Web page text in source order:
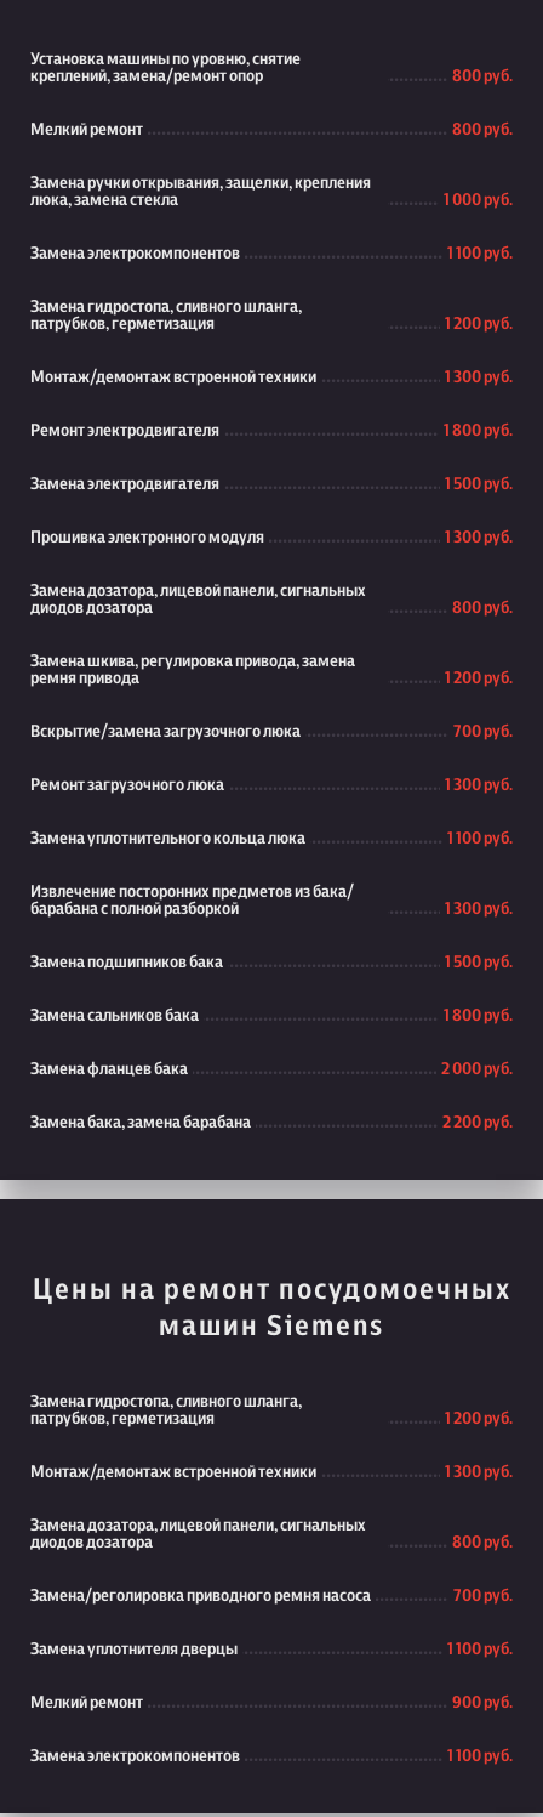
Установка машины по уровню, снятие
креплений, замена/ремонт опор
800 руб.
Мелкий ремонт 800 руб.
Замена ручки открывания, защелки, крепления
люка, замена стекла
1 000 руб.
Замена электрокомпонентов 1 100 руб.
Замена гидростопа, сливного шланга,
патрубков, герметизация
1 200 руб.
Монтаж/демонтаж встроенной техники 1 300 руб.
Ремонт электродвигателя 1 800 руб.
Замена электродвигателя 1 500 руб.
Прошивка электронного модуля 1 300 руб.
Замена дозатора, лицевой панели, сигнальных
диодов дозатора
800 руб.
Замена шкива, регулировка привода, замена
ремня привода
1 200 руб.
Вскрытие/замена загрузочного люка 700 руб.
Ремонт загрузочного люка 1 300 руб.
Замена уплотнительного кольца люка 1 100 руб.
Извлечение посторонних предметов из бака/
барабана с полной разборкой
1 300 руб.
Замена подшипников бака 1 500 руб.
Замена сальников бака 1 800 руб.
Замена фланцев бака 2 000 руб.
Замена бака, замена барабана 2 200 руб.
Цены на ремонт посудомоечных
машин Siemens
Замена гидростопа, сливного шланга,
патрубков, герметизация
1 200 руб.
Монтаж/демонтаж встроенной техники 1 300 руб.
Замена дозатора, лицевой панели, сигнальных
диодов дозатора
800 руб.
Замена/реголировка приводного ремня насоса 700 руб.
Замена уплотнителя дверцы 1 100 руб.
Мелкий ремонт 900 руб.
Замена электрокомпонентов 1 100 руб.